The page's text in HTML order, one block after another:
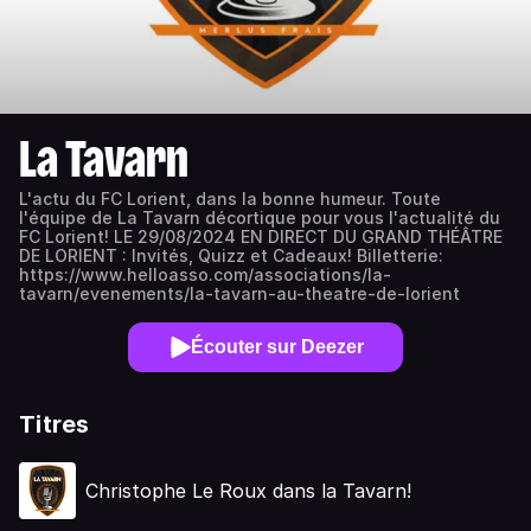
La Tavarn
L'actu du FC Lorient, dans la bonne humeur. Toute
l'équipe de La Tavarn décortique pour vous l'actualité du
FC Lorient! LE 29/08/2024 EN DIRECT DU GRAND THÉÂTRE
DE LORIENT : Invités, Quizz et Cadeaux! Billetterie:
https://www.helloasso.com/associations/la-
tavarn/evenements/la-tavarn-au-theatre-de-lorient
Écouter sur Deezer
Titres
Christophe Le Roux dans la Tavarn!